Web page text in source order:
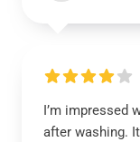
I’m impressed
after washing.